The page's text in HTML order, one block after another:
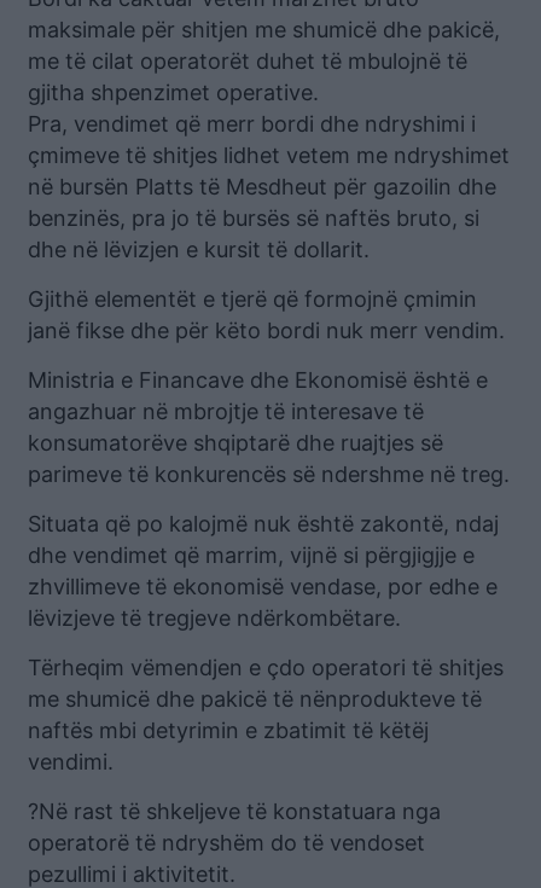
maksimale për shitjen me shumicë dhe pakicë,
me të cilat operatorët duhet të mbulojnë të
gjitha shpenzimet operative.
Pra, vendimet që merr bordi dhe ndryshimi i
çmimeve të shitjes lidhet vetem me ndryshimet
në bursën Platts të Mesdheut për gazoilin dhe
benzinës, pra jo të bursës së naftës bruto, si
dhe në lëvizjen e kursit të dollarit.
Gjithë elementët e tjerë që formojnë çmimin
janë fikse dhe për këto bordi nuk merr vendim.
Ministria e Financave dhe Ekonomisë është e
angazhuar në mbrojtje të interesave të
konsumatorëve shqiptarë dhe ruajtjes së
parimeve të konkurencës së ndershme në treg.
Situata që po kalojmë nuk është zakontë, ndaj
dhe vendimet që marrim, vijnë si përgjigjje e
zhvillimeve të ekonomisë vendase, por edhe e
lëvizjeve të tregjeve ndërkombëtare.
Tërheqim vëmendjen e çdo operatori të shitjes
me shumicë dhe pakicë të nënprodukteve të
naftës mbi detyrimin e zbatimit të këtëj
vendimi.
?Në rast të shkeljeve të konstatuara nga
operatorë të ndryshëm do të vendoset
pezullimi i aktivitetit.